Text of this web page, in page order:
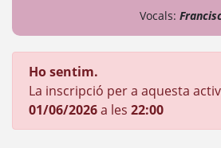
Vocals:
Ho sentim.
La inscripció per a aquesta
01/06/2026a les 22:00